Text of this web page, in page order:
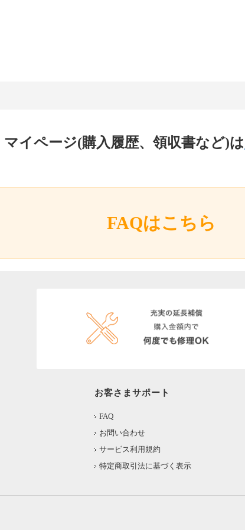
マイページ(購入履歴、領収書など)は
FAQはこちら
お客さまサポート
FAQ
お問い合わせ
サービス利用規約
特定商取引法に基づく表示